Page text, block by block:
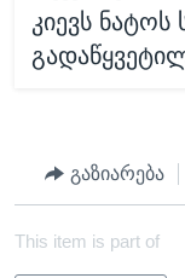
კიევს ნატოს
გაზიარება
This item is part of